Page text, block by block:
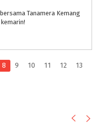
bersama Tanamera Kemang
kemarin!
8 9 10 11 12
13